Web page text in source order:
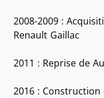
2008-2009 :
Renault Gaillac
2011 : Reprise de
2016 : Construction